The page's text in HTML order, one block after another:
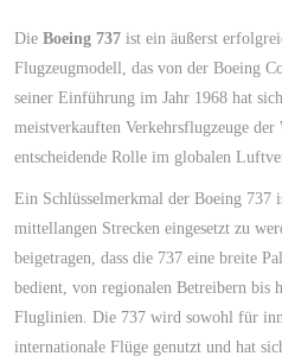
DieBoeing 737 ist ein äußerst
Flugzeugmodell, das von der Boeing
seiner Einführung im Jahr 1968 hat
meistverkauften Verkehrsflugzeuge
entscheidende Rolle im globalen
Ein Schlüsselmerkmal der Boeing 737
mittellangen Strecken eingesetzt zu
beigetragen, dass die 737 eine breite
bedient, von regionalen Betreibern bis
Fluglinien. Die 737 wird sowohl für
internationale Flüge genutzt und hat